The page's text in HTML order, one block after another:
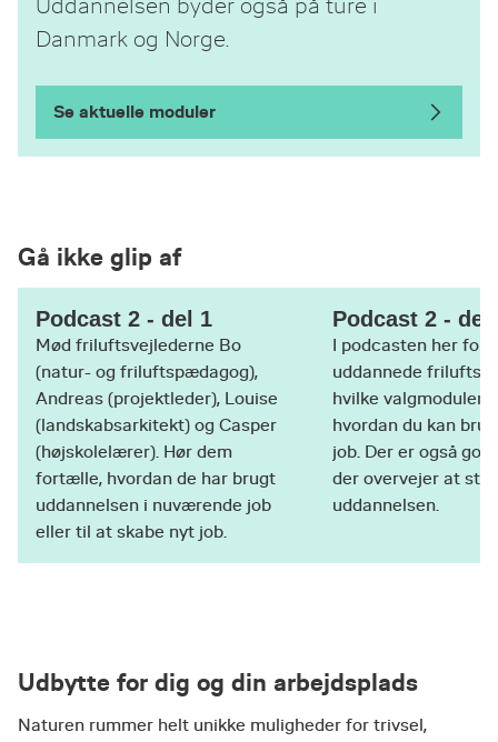
Uddannelsen byder også på ture i
Danmark og Norge.
Se aktuelle moduler
Gå ikke glip af
Podcast 2 - del 1
Mød friluftsvejlederne Bo
(natur- og friluftspædagog),
Andreas (projektleder), Louise
(landskabsarkitekt) og Casper
(højskolelærer). Hør dem
fortælle, hvordan de har brugt
uddannelsen i nuværende job
eller til at skabe nyt job.
Podcast 2 -
I podcasten her
uddannede
hvilke valgmoduler,
hvordan du kan
job. Der er også
der overvejer at
uddannelsen.
Udbytte for dig og din arbejdsplads
Naturen rummer helt unikke muligheder for trivsel,